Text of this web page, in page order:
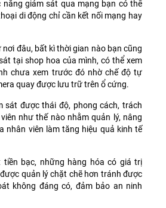
giám sát qua mạng bạn có thể
di động chỉ cần kết nối mạng hay
nơi đâu, bất kì thời gian nào bạn cũng
tại shop hoa của mình, có thể xem
chưa xem trước đó nhờ chế độ tự
quay được lưu trữ trên ổ cứng.
sát được thái độ, phong cách, trách
như thế nào nhằm quản lý, nâng
nhân viên làm tăng hiệu quả kinh tế
tiền bạc, những hàng hóa có giá trị
quản lý chặt chẽ hơn tránh được
không đáng có, đảm bảo an ninh